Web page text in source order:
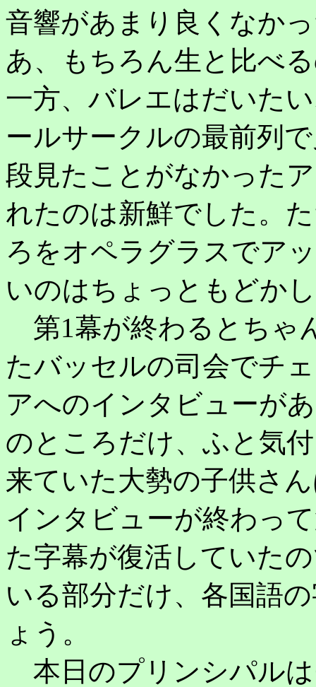
音響があまり良くなか
あ、もちろん生と比べ
一方、バレエはだいた
ールサークルの最前列
段見たことがなかった
れたのは新鮮でした。
ろをオペラグラスでア
いのはちょっともどか
第1幕が終わるとちゃ
たバッセルの司会でチ
アへのインタビューが
のところだけ、ふと気
来ていた大勢の子供さ
インタビューが終わっ
た字幕が復活していた
いる部分だけ、各国語
ょう。
本日のプリンシパル